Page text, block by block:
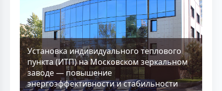
Установка индивидуального теплового
пункта (ИТП) на Московском зеркальном
заводе — повышение
энергоэффективности и стабильности